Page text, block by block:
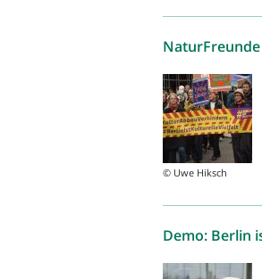
© Uwe Hiksch
Demo: Berlin